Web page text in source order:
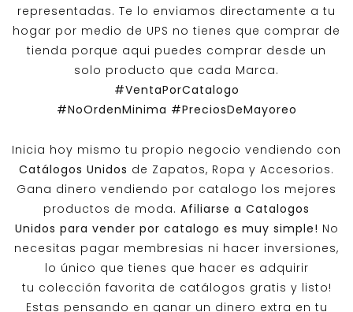
representadas. Te lo enviamos directamente a tu
hogar por medio de UPS no tienes que comprar de
tienda porque aqui puedes comprar desde un
solo producto que cada Marca.
#VentaPorCatalogo
#NoOrdenMinima #PreciosDeMayoreo
Inicia hoy mismo tu propio negocio vendiendo con
Catálogos Unidos de Zapatos, Ropa y Accesorios.
Gana dinero vendiendo por catalogo los mejores
productos de moda. Afiliarse a Catalogos
Unidos para vender por catalogo es muy simple! No
necesitas pagar membresias ni hacer inversiones,
lo único que tienes que hacer es adquirir
tu colección favorita de catálogos gratis y listo!
Estas pensando en ganar un dinero extra en tu